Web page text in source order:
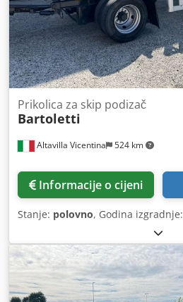
Altavilla Vicentina 524 km
Prikolica za skip podizač
Bartoletti
Informacije o cijeni
Stanje: polovno, Godina izgradnje: